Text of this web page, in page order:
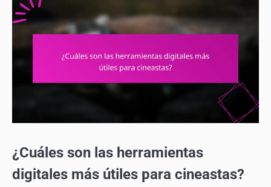
¿Cuáles son las herramientas
digitales más útiles para cineastas?